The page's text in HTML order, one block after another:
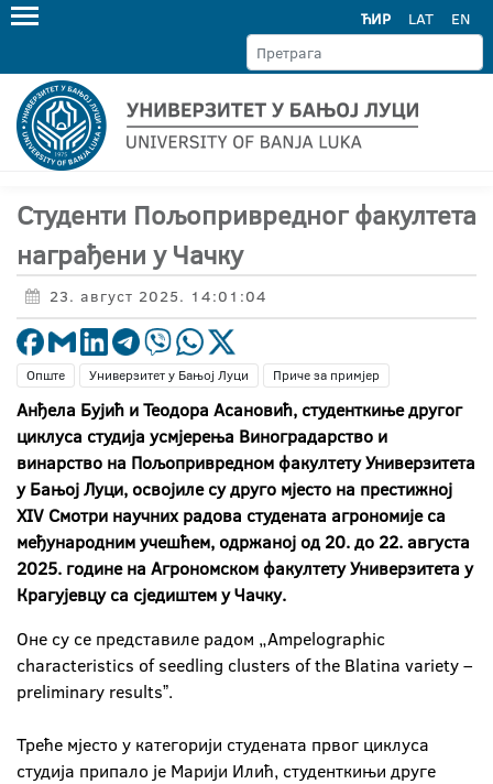
ЋИР LAT EN
Студенти Пољопривредног факултета
награђени у Чачку
23. август 2025. 14:01:04
Опште Универзитет у Бањој Луци Приче за примјер
Анђела Бујић и Теодора Асановић, студенткиње другог
циклуса студија усмјерења Виноградарство и
винарство на Пољопривредном факултету Универзитета
у Бањој Луци, освојиле су друго мјесто на престижној
XIV Смотри научних радова студената агрономије са
међународним учешћем, одржаној од 20. до 22. августа
2025. године на Агрономском факултету Универзитета у
Крагујевцу са сједиштем у Чачку.
Оне су се представиле радом „Ampelographic
characteristics of seedling clusters of the Blatina variety –
preliminary resultsˮ.
Треће мјесто у категорији студената првог циклуса
студија припало је Марији Илић, студенткињи друге